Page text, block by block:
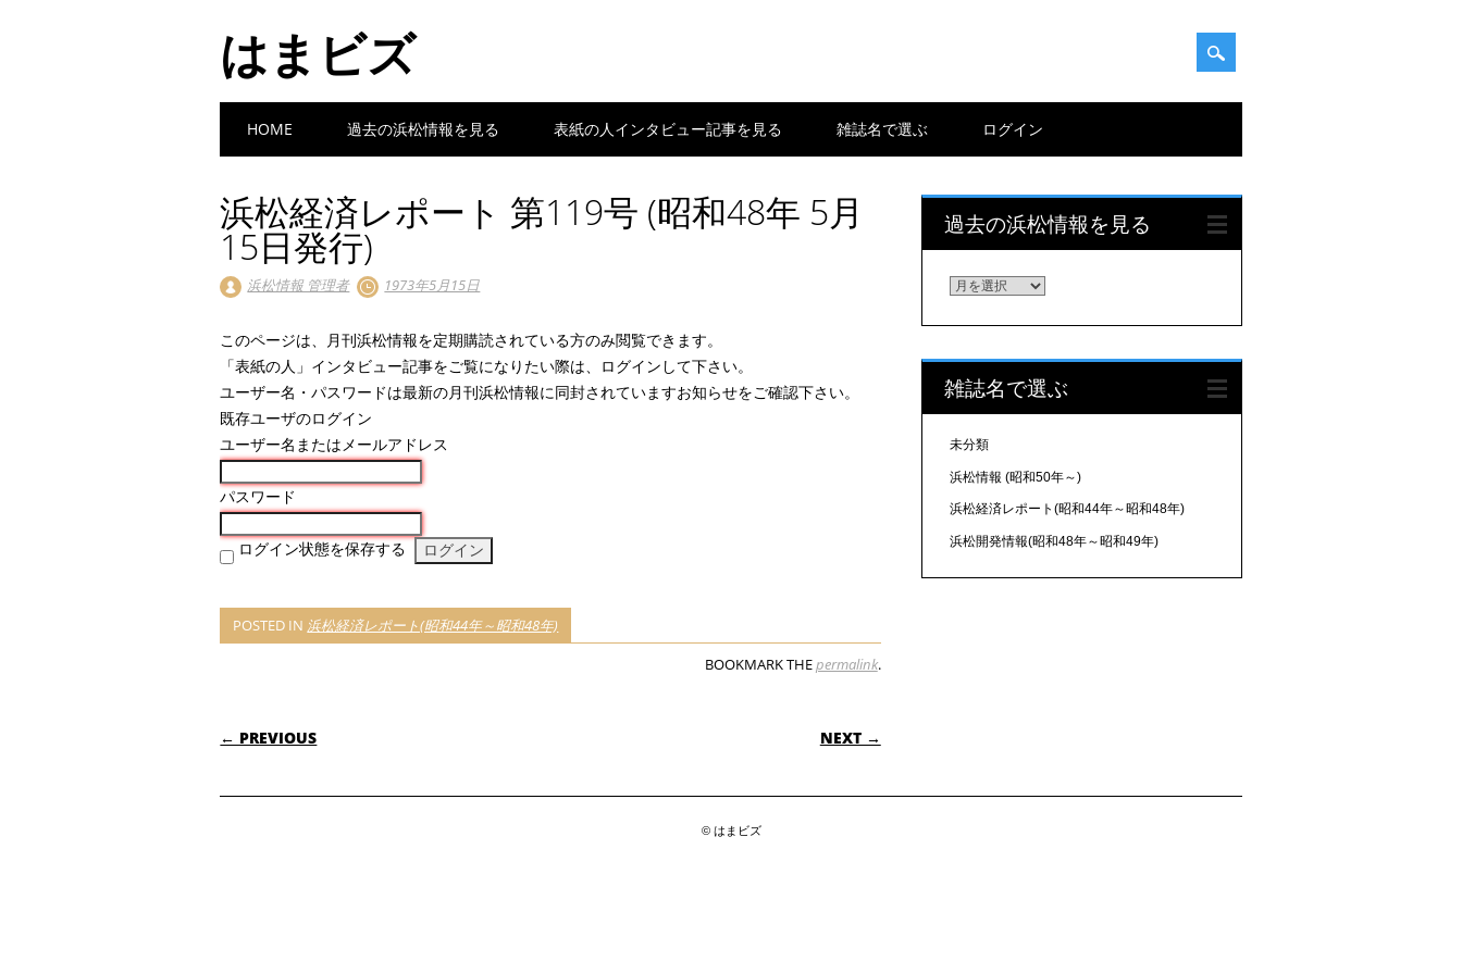
はまビズ
Main menu
HOME 過去の浜松情報を見る 表紙の人インタビュー記事を見る 雑誌名で選ぶ ログイン
浜松経済レポート 第119号 (昭和48年 5月
15日発行)
浜松情報 管理者 1973年5月15日
このページは、月刊浜松情報を定期購読されている方のみ閲覧できます。
「表紙の人」インタビュー記事をご覧になりたい際は、ログインして下さい。
ユーザー名・パスワードは最新の月刊浜松情報に同封されていますお知らせをご確認下さい。
既存ユーザのログイン
ユーザー名またはメールアドレス
パスワード
ログイン状態を保存する
POSTED IN 浜松経済レポート(昭和44年～昭和48年)
BOOKMARK THEpermalink.
POST NAVIGATION
← PREVIOUS NEXT →
過去の浜松情報を見る
過
浜
松
情
報
る
雑誌名で選ぶ
未分類
浜松情報 (昭和50年～)
浜松経済レポート(昭和44年～昭和48年)
浜松開発情報(昭和48年～昭和49年)
© はまビズ